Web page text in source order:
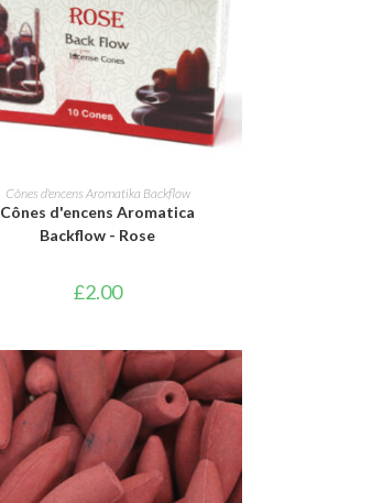
AJOUTER AU PANIER
Cônes d'encens Aromatika Backflow
Cônes d'encens Aromatica
Backflow - Rose
£2.00